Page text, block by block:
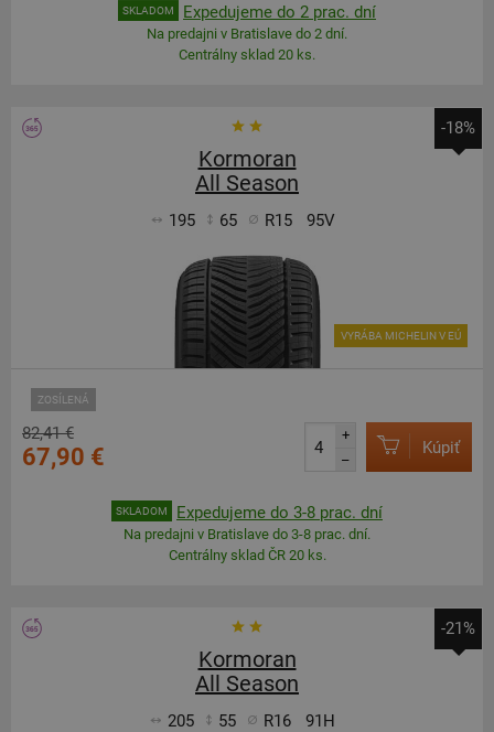
SKLADOM Expedujeme do 2 prac. dní
Na predajni v Bratislave do 2 dní.
Centrálny sklad 20 ks.
-18%
Kormoran
All Season
195 65 R15 95V
ZOSÍLENÁ
VYRÁBA MICHELIN V EÚ
82,41 €
67,90 €
+
–
Kúpiť
SKLADOM Expedujeme do 3-8 prac. dní
Na predajni v Bratislave do 3-8 prac. dní.
Centrálny sklad ČR 20 ks.
-21%
Kormoran
All Season
205 55 R16 91H